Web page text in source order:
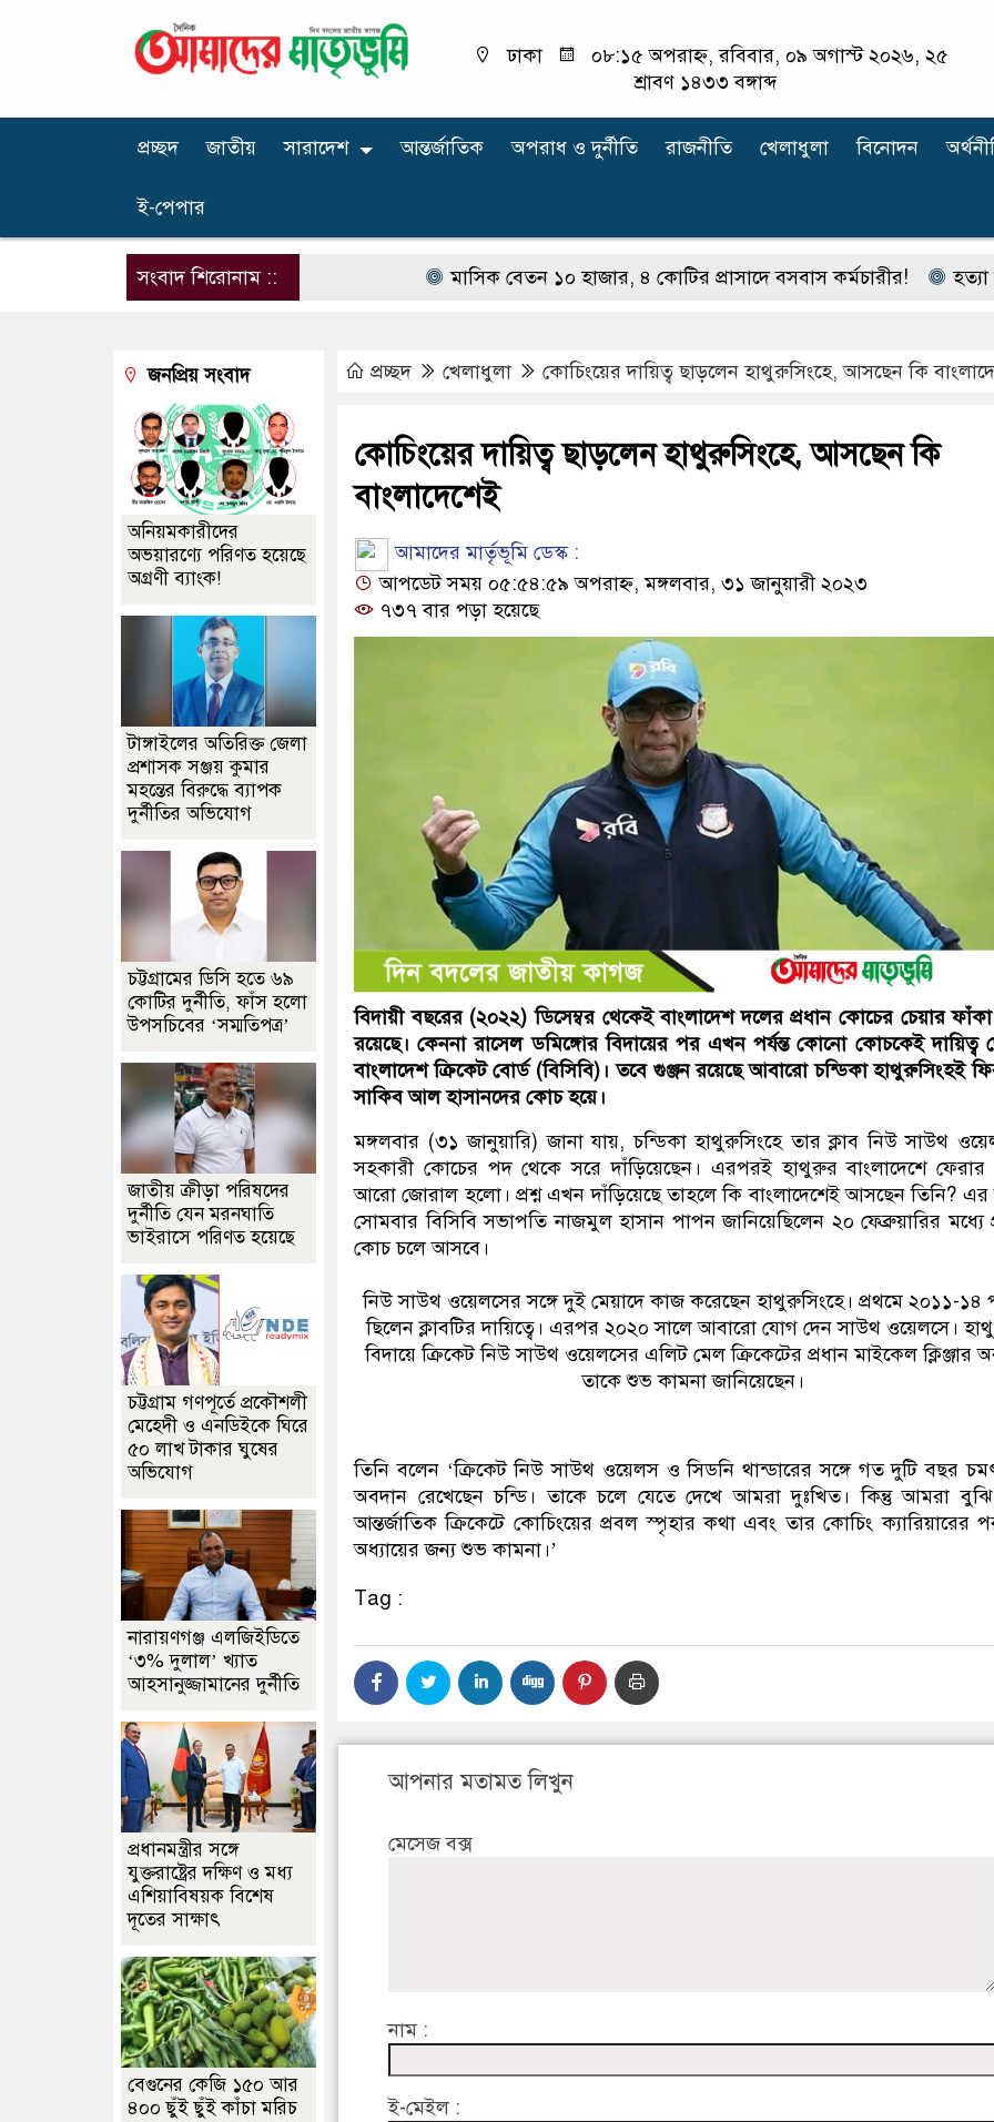
ঢাকা
০৮:১৫ অপরাহ্ন, রবিবার, ০৯ অগাস্ট ২০২৬, ২৫
শ্রাবণ ১৪৩৩ বঙ্গাব্দ
প্রচ্ছদ জাতীয় সারাদেশ আন্তর্জাতিক অপরাধ ‍ও দুর্নীতি রাজনীতি খেলাধুলা বিনোদন
ই-পেপার
সংবাদ শিরোনাম :: মাসিক বেতন ১০ হাজার, ৪ কোটির প্রাসাদে বসবাস কর্মচারীর! হত্যা
প্রচ্ছদ খেলাধুলা কোচিংয়ের দায়িত্ব ছাড়লেন হাথুরুসিংহে, আসছেন কি
কোচিংয়ের দায়িত্ব ছাড়লেন হাথুরুসিংহে, আসছেন কি
বাংলাদেশেই
আমাদের মার্তৃভূমি ডেস্ক :
আপডেট সময় ০৫:৫৪:৫৯ অপরাহ্ন, মঙ্গলবার, ৩১ জানুয়ারী ২০২৩
৭৩৭ বার পড়া হয়েছে
বিদায়ী বছরের (২০২২) ডিসেম্বর থেকেই বাংলাদেশ দলের প্রধান কোচের চেয়ার
রয়েছে। কেননা রাসেল ডমিঙ্গোর বিদায়ের পর এখন পর্যন্ত কোনো কোচকেই দায়িত্ব
বাংলাদেশ ক্রিকেট বোর্ড (বিসিবি)। তবে গুঞ্জন রয়েছে আবারো চন্ডিকা হাথুরুসিংহই
সাকিব আল হাসানদের কোচ হয়ে।
মঙ্গলবার (৩১ জানুয়ারি) জানা যায়, চন্ডিকা হাথুরুসিংহে তার ক্লাব নিউ সাউথ
সহকারী কোচের পদ থেকে সরে দাঁড়িয়েছেন। এরপরই হাথুরুর বাংলাদেশে ফেরার
আরো জোরাল হলো। প্রশ্ন এখন দাঁড়িয়েছে তাহলে কি বাংলাদেশেই আসছেন তিনি?
সোমবার বিসিবি সভাপতি নাজমুল হাসান পাপন জানিয়েছিলেন ২০ ফেব্রুয়ারির মধ্যে
কোচ চলে আসবে।
নিউ সাউথ ওয়েলসের সঙ্গে দুই মেয়াদে কাজ করেছেন হাথুরুসিংহে। প্রথমে ২০১১-১৪
ছিলেন ক্লাবটির দায়িত্বে। এরপর ২০২০ সালে আবারো যোগ দেন সাউথ ওয়েলসে।
বিদায়ে ক্রিকেট নিউ সাউথ ওয়েলসের এলিট মেল ক্রিকেটের প্রধান মাইকেল ক্লিঞ্জার
তাকে শুভ কামনা জানিয়েছেন।
তিনি বলেন ‘ক্রিকেট নিউ সাউথ ওয়েলস ও সিডনি থান্ডারের সঙ্গে গত দুটি বছর
অবদান রেখেছেন চন্ডি। তাকে চলে যেতে দেখে আমরা দুঃখিত। কিন্তু আমরা
আন্তর্জাতিক ক্রিকেটে কোচিংয়ের প্রবল স্পৃহার কথা এবং তার কোচিং ক্যারিয়ারের
অধ্যায়ের জন্য শুভ কামনা।’
Tag :
আপনার মতামত লিখুন
মেসেজ বক্স
নাম :
ই-মেইল :
জনপ্রিয় সংবাদ
অনিয়মকারীদের
অভয়ারণ্যে পরিণত হয়েছে
অগ্রণী ব্যাংক!
টাঙ্গাইলের অতিরিক্ত জেলা
প্রশাসক সঞ্জয় কুমার
মহন্তের বিরুদ্ধে ব্যাপক
দুর্নীতির অভিযোগ
চট্টগ্রামের ডিসি হতে ৬৯
কোটির দুর্নীতি, ফাঁস হলো
উপসচিবের ‘সম্মতিপত্র’
জাতীয় ক্রীড়া পরিষদের
দুর্নীতি যেন মরনঘাতি
ভাইরাসে পরিণত হয়েছে
চট্টগ্রাম গণপূর্তে প্রকৌশলী
মেহেদী ও এনডিইকে ঘিরে
৫০ লাখ টাকার ঘুষের
অভিযোগ
নারায়ণগঞ্জ এলজিইডিতে
‘৩% দুলাল’ খ্যাত
আহসানুজ্জামানের দুর্নীতি
প্রধানমন্ত্রীর সঙ্গে
যুক্তরাষ্ট্রের দক্ষিণ ও মধ্য
এশিয়াবিষয়ক বিশেষ
দূতের সাক্ষাৎ
বেগুনের কেজি ১৫০ আর
৪০০ ছুঁই ছুঁই কাঁচা মরিচ